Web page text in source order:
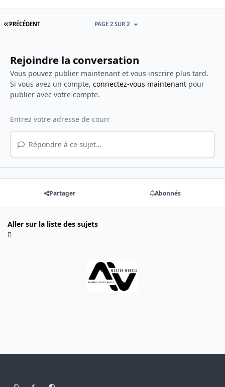
PREMIÈRE PAGE
PRÉCÉDENT PAGE 2 SUR 2
Rejoindre la conversation
Vous pouvez publier maintenant et vous inscrire plus tard.
Si vous avez un compte, connectez-vous maintenantpour
publier avec votre compte.
Répondre à ce sujet…
Partager Abonnés
Aller sur la liste des sujets
Light ModeDark ModeSystem Preference